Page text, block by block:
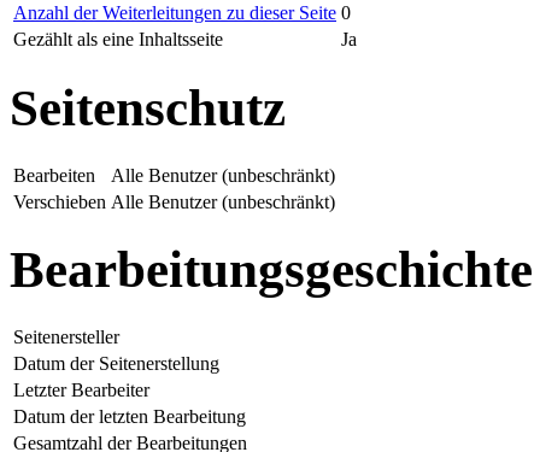
Anzahl der Weiterleitungen zu dieser Seite 0
Gezählt als eine Inhaltsseite
Ja
Seitenschutz
Bearbeiten
Alle Benutzer (unbeschränkt)
Verschieben Alle Benutzer (unbeschränkt)
Bearbeitungsgeschichte
Seitenersteller
Datum der Seitenerstellung
Letzter Bearbeiter
Datum der letzten Bearbeitung
Gesamtzahl der Bearbeitungen